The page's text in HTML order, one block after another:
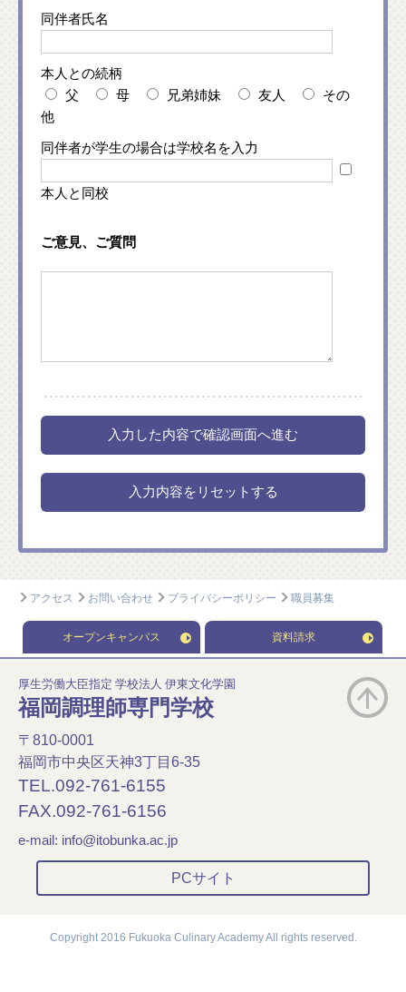
同伴者氏名
本人との続柄
父
母 兄弟姉妹 友人
その
他
同伴者が学生の場合は学校名を入力
本人と同校
ご意見、ご質問
アクセス お問い合わせ プライバシーポリシー 職員募集
オープンキャンパス 資料請求
厚生労働大臣指定 学校法人 伊東文化学園
福岡調理師専門学校
〒810-0001
福岡市中央区天神3丁目6-35
TEL.092-761-6155
FAX.092-761-6156
e-mail: info@itobunka.ac.jp
PCサイト
Copyright 2016 Fukuoka Culinary Academy All rights reserved.